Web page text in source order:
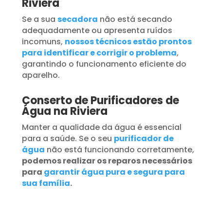
Se a sua secadora não está secando
adequadamente ou apresenta ruídos
incomuns, nossos técnicos estão prontos
para identificar e corrigir o problema,
garantindo o funcionamento eficiente do
aparelho.
Conserto de Purificadores de
Água na Riviera
Manter a qualidade da água é essencial
para a saúde. Se o seu purificador de
água não está funcionando corretamente,
podemos realizar os reparos necessários
para garantir água pura e segura para
sua família.